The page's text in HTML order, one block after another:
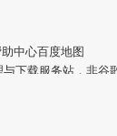
中心百度地图
下载服务站，非谷